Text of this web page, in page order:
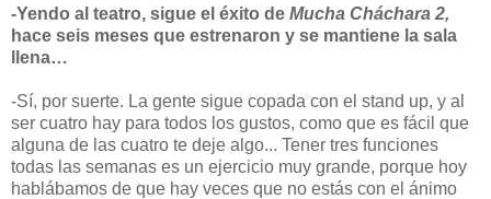
-Yendo al teatro, sigue el éxito de Mucha Cháchara 2,
hace seis meses que estrenaron y se mantiene la sala
llena…
-Sí, por suerte. La gente sigue copada con el stand up, y al
ser cuatro hay para todos los gustos, como que es fácil que
alguna de las cuatro te deje algo... Tener tres funciones
todas las semanas es un ejercicio muy grande, porque hoy
hablábamos de que hay veces que no estás con el ánimo